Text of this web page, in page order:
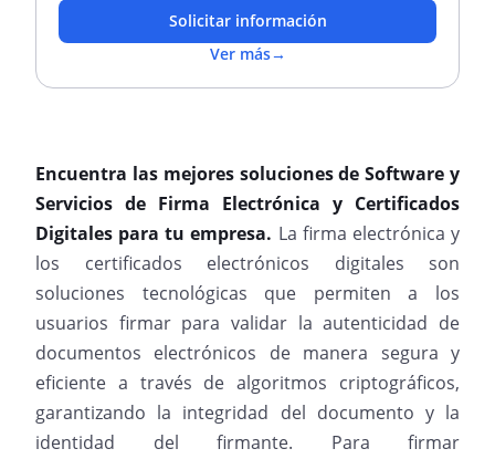
Solicitar información
Ver más→
Encuentra las mejores soluciones de Software y
Servicios de Firma Electrónica y Certificados
Digitales para tu empresa. La firma electrónica y
los certificados electrónicos digitales son
soluciones tecnológicas que permiten a los
usuarios firmar para validar la autenticidad de
documentos electrónicos de manera segura y
eficiente a través de algoritmos criptográficos,
garantizando la integridad del documento y la
identidad del firmante. Para firmar